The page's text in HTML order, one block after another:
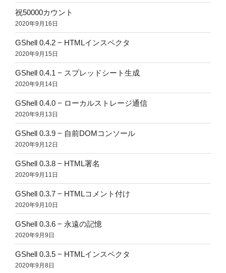
祝50000カウント
2020年9月16日
GShell 0.4.2 − HTMLインスペクタ
2020年9月15日
GShell 0.4.1 − スプレッドシート生成
2020年9月14日
GShell 0.4.0 − ローカルストレージ通信
2020年9月13日
GShell 0.3.9 − 自前DOMコンソール
2020年9月12日
GShell 0.3.8 − HTML署名
2020年9月11日
GShell 0.3.7 − HTMLコメント付け
2020年9月10日
GShell 0.3.6 − 永遠の記憶
2020年9月9日
GShell 0.3.5 − HTMLインスペクタ
2020年9月8日